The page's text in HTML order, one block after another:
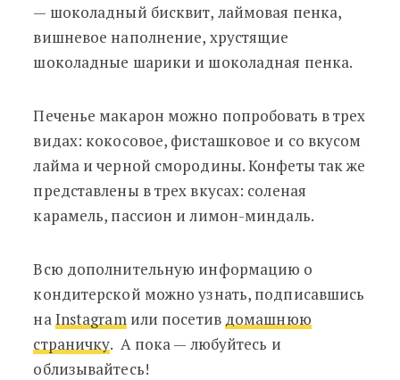
— шоколадный бисквит, лаймовая пенка,
вишневое наполнение, хрустящие
шоколадные шарики и шоколадная пенка.
Печенье макарон можно попробовать в трех
видах: кокосовое, фисташковое и со вкусом
лайма и черной смородины. Конфеты так же
представлены в трех вкусах: соленая
карамель, пассион и лимон-миндаль.
Всю дополнительную информацию о
кондитерской можно узнать, подписавшись
наInstagramили посетив домашнюю
страничку. А пока — любуйтесь и
облизывайтесь!